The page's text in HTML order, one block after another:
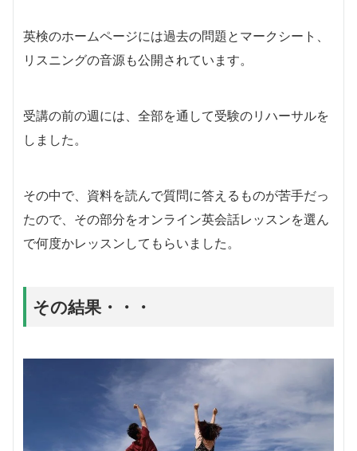
英検のホームページには過去の問題とマークシート、
リスニングの音源も公開されています。
受講の前の週には、全部を通して受験のリハーサルを
しました。
その中で、資料を読んで質問に答えるものが苦手だっ
たので、その部分をオンライン英会話レッスンを選ん
で何度かレッスンしてもらいました。
その結果・・・